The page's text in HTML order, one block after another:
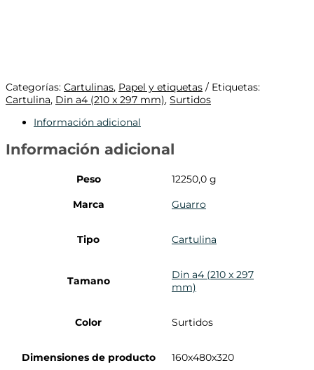
Categorías: Cartulinas, Papel y etiquetas
Etiquetas:
Cartulina, Din a4 (210 x 297 mm), Surtidos
Información adicional
Información adicional
Peso
12250,0 g
Marca
Guarro
Tipo Cartulina
Tamano
Din a4 (210 x 297
mm)
Color Surtidos
Dimensiones de producto 160x480x320